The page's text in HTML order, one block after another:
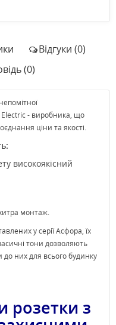
Відгуки (0)
(0)
Electric - виробника, що
ціни та якості.
високоякісний
монтаж.
у серії Асфора, їх
тони дозволяють
до них для всього будинку
розетки з